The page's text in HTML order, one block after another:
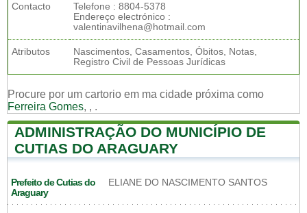
Contacto
Telefone : 8804-5378
Endereço electrónico :
valentinavilhena@hotmail.com
Atributos
Nascimentos, Casamentos, Óbitos, Notas,
Registro Civil de Pessoas Jurídicas
Procure por um cartorio em ma cidade próxima como
Ferreira Gomes, , .
ADMINISTRAÇÃO DO MUNICÍPIO DE
CUTIAS DO ARAGUARY
Prefeito de Cutias do
Araguary
ELIANE DO NASCIMENTO SANTOS